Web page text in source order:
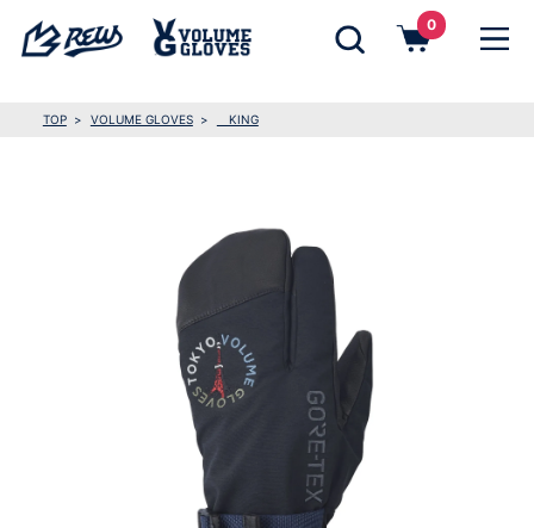
0
TOP VOLUME GLOVES KING